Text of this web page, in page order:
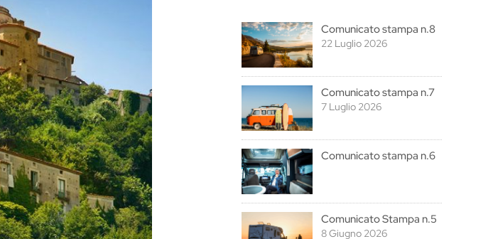
Comunicato stampa n.8
22 Luglio 2026
Comunicato stampa n.7
7 Luglio 2026
Comunicato stampa n.6
Comunicato Stampa n.5
8 Giugno 2026